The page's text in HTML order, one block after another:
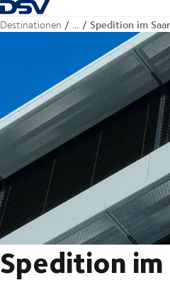
Zurück zur Startseite
Destinationen … Spedition im
Spedition im